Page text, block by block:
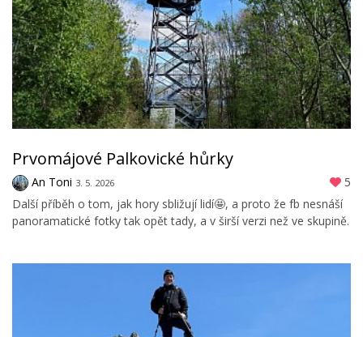
Prvomájové Palkovické hůrky
An Toni 3. 5. 2026
5
Další příběh o tom, jak hory sbližují lidí🤩, a proto že fb nesnáší
panoramatické fotky tak opět tady, a v širší verzi než ve skupině.